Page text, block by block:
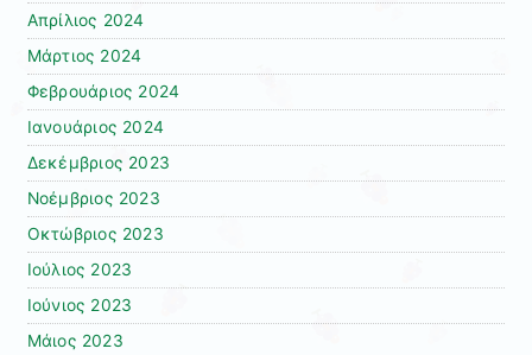
Απρίλιος 2024
Μάρτιος 2024
Φεβρουάριος 2024
Ιανουάριος 2024
Δεκέμβριος 2023
Νοέμβριος 2023
Οκτώβριος 2023
Ιούλιος 2023
Ιούνιος 2023
Μάιος 2023